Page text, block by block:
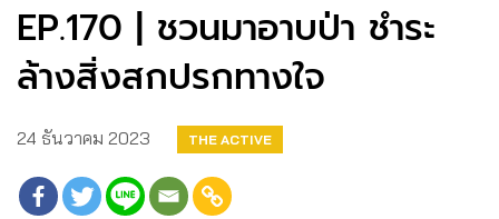
EP.170 | ชวนมาอาบป่า ชำระ
ล้างสิ่งสกปรกทางใจ
24 ธันวาคม 2023 THE ACTIVE